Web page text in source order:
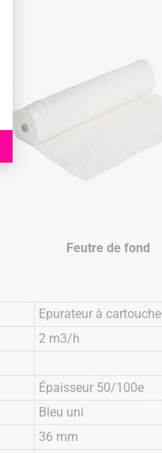
Feutre de fond
Epurateur à cartouche
2 m3/h
Épaisseur 50/100e
Bleu uni
36 mm